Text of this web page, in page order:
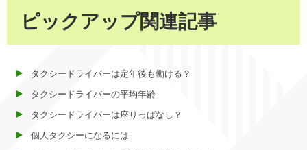
ピックアップ関連記事
タクシードライバーは定年後も働ける？
タクシードライバーの平均年齢
タクシードライバーは座りっぱなし？
個人タクシーになるには